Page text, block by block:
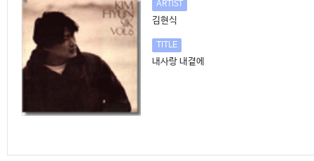
ARTIST
김현식
TITLE
내사랑 내곁에